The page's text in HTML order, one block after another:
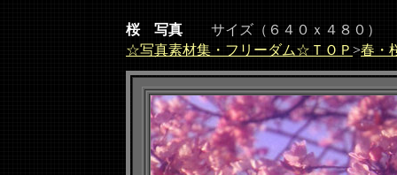
桜 写真 サイズ（６４０ｘ４８０）
☆写真素材集・フリーダム☆ＴＯＰ >春・